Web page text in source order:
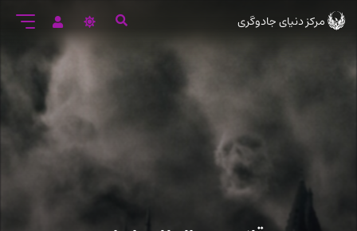
ورود
اصلی
مرکز دنیای جادوگری